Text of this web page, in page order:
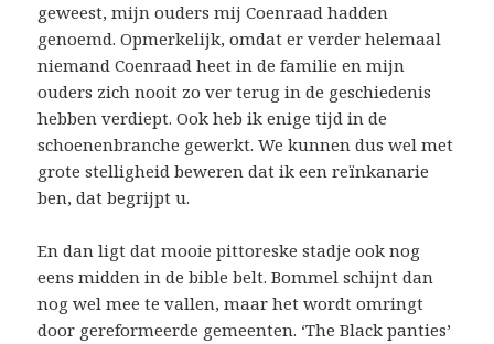
geweest, mijn ouders mij Coenraad hadden
genoemd. Opmerkelijk, omdat er verder helemaal
niemand Coenraad heet in de familie en mijn
ouders zich nooit zo ver terug in de geschiedenis
hebben verdiept. Ook heb ik enige tijd in de
schoenenbranche gewerkt. We kunnen dus wel met
grote stelligheid beweren dat ik een reïnkanarie
ben, dat begrijpt u.
En dan ligt dat mooie pittoreske stadje ook nog
eens midden in de bible belt. Bommel schijnt dan
nog wel mee te vallen, maar het wordt omringt
door gereformeerde gemeenten. ‘The Black panties’